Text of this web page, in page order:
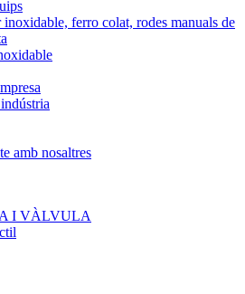
inoxidable, ferro colat, rodes manuals de
amb nosaltres
I VÀLVULA